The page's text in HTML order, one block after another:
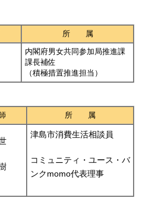
所 属
内閣府男女共同参加局推進課
課長補佐
（積極措置推進担当）
所 属
津島市消費生活相談員
コミュニティ・ユース・バ
ンクmomo代表理事